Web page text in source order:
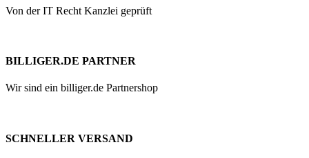
Von der IT Recht Kanzlei geprüft
BILLIGER.DE PARTNER
Wir sind ein billiger.de Partnershop
SCHNELLER VERSAND